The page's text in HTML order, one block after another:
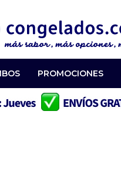
PROMOCIONES